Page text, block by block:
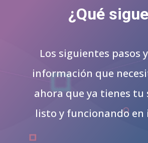
¿Qué
Los siguientes pasos
información que
ahora que ya tienes tu
listo y funcionando